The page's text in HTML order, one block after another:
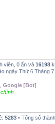
viên, 0 ẩn và 16198
ngày Thứ 6 Tháng 7
Google [Bot]
5283 • Tổng số